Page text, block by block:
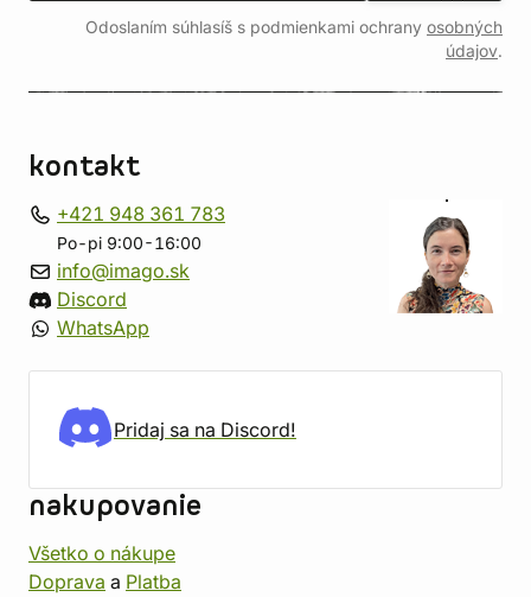
Odoslaním súhlasíš s podmienkami ochrany osobných
údajov.
kontakt
+421 948 361 783
Po-pi 9:00-16:00
info@imago.sk
Discord
WhatsApp
Pridaj sa na Discord!
nakupovanie
Všetko o nákupe
Doprava a Platba